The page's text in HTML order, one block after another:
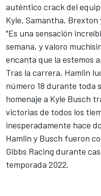
auténtico crack del
Kyle, Samantha, Brexton
"Es una sensación
semana, y valoro
encanta que la estemos
Tras la carrera, Hamlin
número 18 durante toda
homenaje a Kyle Busch
victorias de todos los
inesperadamente hace
Hamlin y Busch fueron
Gibbs Racing durante
temporada 2022.